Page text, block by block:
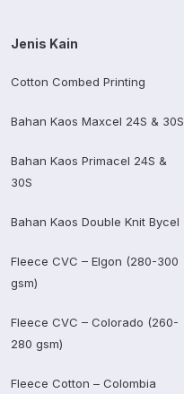
Jenis Kain
Cotton Combed Printing
Bahan Kaos Maxcel 24S & 30S
Bahan Kaos Primacel 24S &
30S
Bahan Kaos Double Knit Bycel
Fleece CVC – Elgon (280-300
gsm)
Fleece CVC – Colorado (260-
280 gsm)
Fleece Cotton – Colombia